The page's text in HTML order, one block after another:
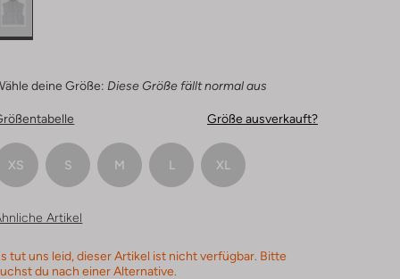
deine Größe: Diese Größe fällt normal aus
Größe ausverkauft?
XS S M L XL
Artikel
tut uns leid, dieser Artikel ist nicht verfügbar. Bitte
du nach einer Alternative.